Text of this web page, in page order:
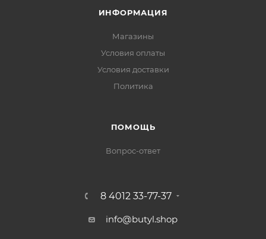
ИНФОРМАЦИЯ
Магазины
Условия оплаты
Условия доставки
Политика
ПОМОЩЬ
Вопрос-ответ
8 4012 33-77-37
info@butyl.shop